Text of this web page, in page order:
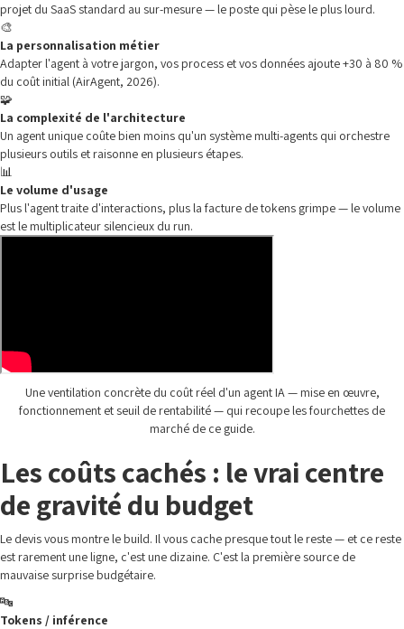
projet du SaaS standard au sur-mesure — le poste qui pèse le plus lourd.
🎨
La personnalisation métier
Adapter l'agent à votre jargon, vos process et vos données ajoute +30 à 80 %
du coût initial (AirAgent, 2026).
🧩
La complexité de l'architecture
Un agent unique coûte bien moins qu'un système multi-agents qui orchestre
plusieurs outils et raisonne en plusieurs étapes.
📊
Le volume d'usage
Plus l'agent traite d'interactions, plus la facture de tokens grimpe — le volume
est le multiplicateur silencieux du run.
Une ventilation concrète du coût réel d'un agent IA — mise en œuvre,
fonctionnement et seuil de rentabilité — qui recoupe les fourchettes de
marché de ce guide.
Les coûts cachés : le vrai centre
de gravité du budget
Le devis vous montre le build. Il vous cache presque tout le reste — et ce reste
est rarement une ligne, c'est une dizaine. C'est la première source de
mauvaise surprise budgétaire.
🔤
Tokens / inférence